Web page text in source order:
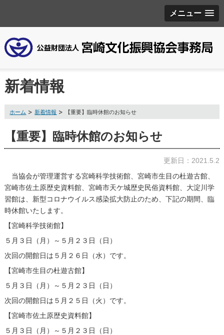
メニュー
新着情報
ホーム 新着情報 【重要】臨時休館のお知らせ
【重要】臨時休館のお知らせ
更新日：2021.5.2
当協会が管理運営する宮崎科学技術館、宮崎市生目の杜遊古館、
宮崎市佐土原歴史資料館、宮崎市天ケ城歴史民俗資料館、大淀川学
習館は、新型コロナウイルス感染拡大防止のため、下記の期間、臨
時休館いたします。
【宮崎科学技術館】
５月３日（月）～５月２３日（日）
次回の開館日は５月２６日（水）です。
【宮崎市生目の杜遊古館】
５月３日（月）～５月２３日（日）
次回の開館日は５月２５日（火）です。
【宮崎市佐土原歴史資料館】
５月３日（月）～５月２３日（日）